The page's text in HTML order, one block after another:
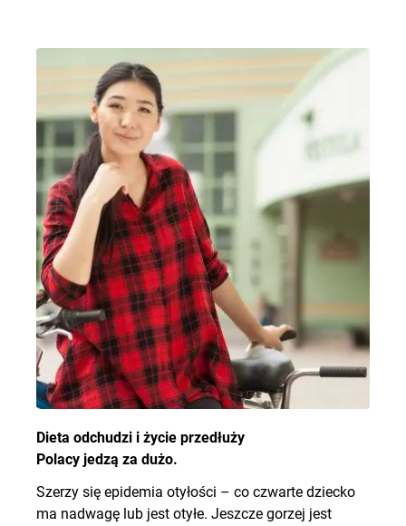
Dieta odchudzi i życie przedłuży
Polacy jedzą za dużo.
Szerzy się epidemia otyłości – co czwarte dziecko
ma nadwagę lub jest otyłe. Jeszcze gorzej jest